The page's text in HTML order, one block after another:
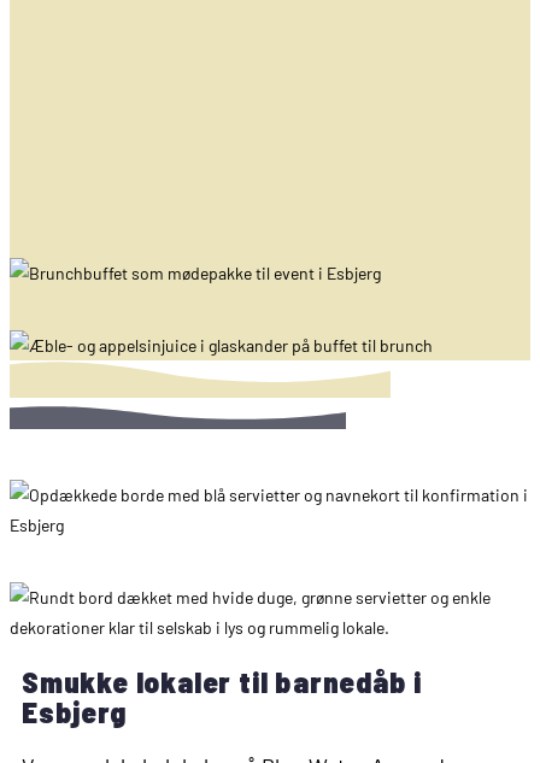
Smukke lokaler til barnedåb i
Esbjerg